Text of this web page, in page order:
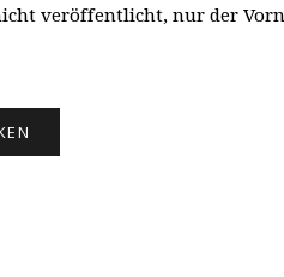
veröffentlicht, nur der